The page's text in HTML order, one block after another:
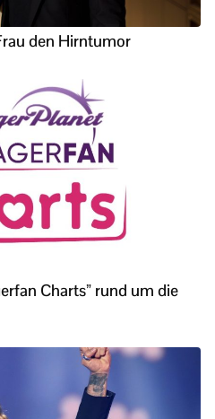
den Hirntumor
Charts” rund um die